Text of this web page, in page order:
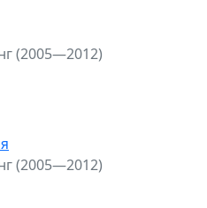
(2005—2012)
(2005—2012)